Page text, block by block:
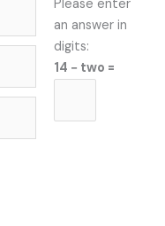
Please enter
an answer in
digits:
14 − two =